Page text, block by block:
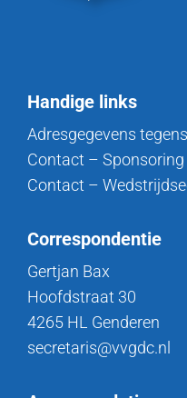
Handige links
Adresgegevens
Contact – Sponsoring
Contact –
Correspondentie
Gertjan Bax
Hoofdstraat 30
4265 HL Genderen
secretaris@vvgdc.nl